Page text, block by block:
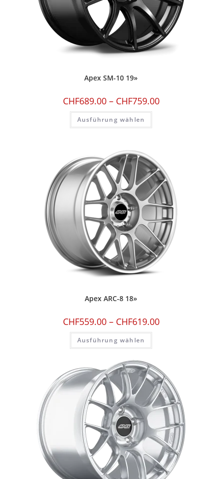
Apex SM-10 19»
CHF689.00– CHF759.00
Ausführung wählen
Apex ARC-8 18»
CHF559.00– CHF619.00
Ausführung wählen